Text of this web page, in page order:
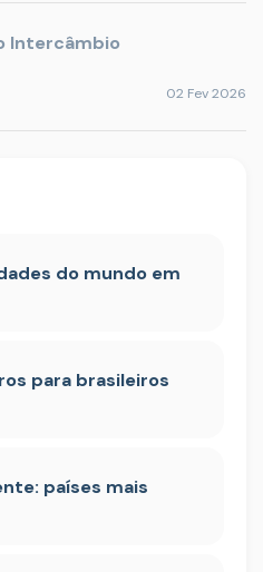
Intercâmbio
02 Fev 2026
do mundo em
para brasileiros
países mais